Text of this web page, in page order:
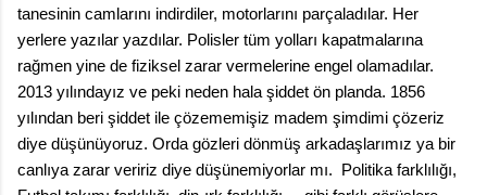
tanesinin camlarını indirdiler, motorlarını parçaladılar. Her
yerlere yazılar yazdılar. Polisler tüm yolları kapatmalarına
rağmen yine de fiziksel zarar vermelerine engel olamadılar.
2013 yılındayız ve peki neden hala şiddet ön planda. 1856
yılından beri şiddet ile çözememişiz madem şimdimi çözeriz
diye düşünüyoruz. Orda gözleri dönmüş arkadaşlarımız ya bir
canlıya zarar veririz diye düşünemiyorlar mı. Politika farklılığı,